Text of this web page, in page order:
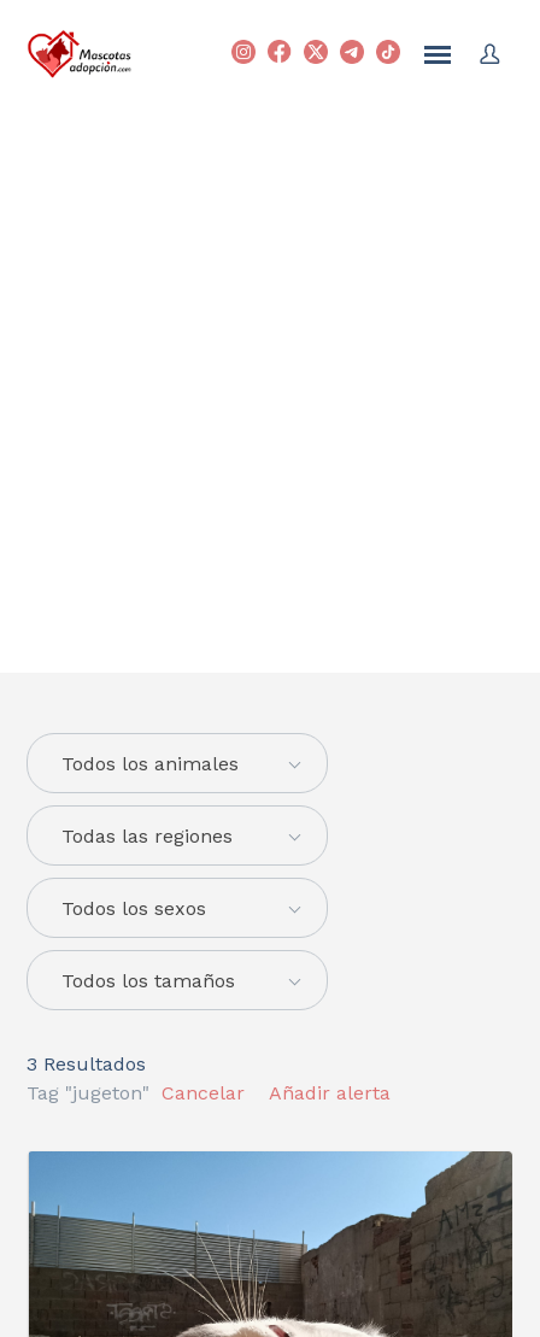
Todas las regiones
Todos los animales
Todos los sexos
Todos los tamaños
3 Resultados
Tag "jugeton"
Cancelar Añadir alerta